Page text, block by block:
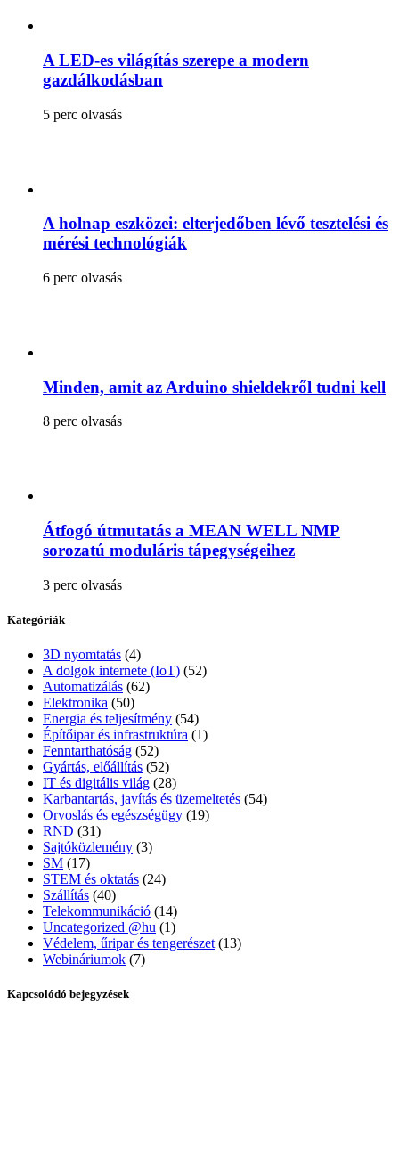
A LED-es világítás szerepe a modern
gazdálkodásban
5 perc olvasás
A holnap eszközei: elterjedőben lévő tesztelési és
mérési technológiák
6 perc olvasás
Minden, amit az Arduino shieldekről tudni kell
8 perc olvasás
Átfogó útmutatás a MEAN WELL NMP
sorozatú moduláris tápegységeihez
3 perc olvasás
Kategóriák
3D nyomtatás (4)
A dolgok internete (IoT) (52)
Automatizálás (62)
Elektronika (50)
Energia és teljesítmény (54)
Építőipar és infrastruktúra (1)
Fenntarthatóság (52)
Gyártás, előállítás (52)
IT és digitális világ (28)
Karbantartás, javítás és üzemeltetés (54)
Orvoslás és egészségügy (19)
RND (31)
Sajtóközlemény (3)
SM (17)
STEM és oktatás (24)
Szállítás (40)
Telekommunikáció (14)
Uncategorized @hu (1)
Védelem, űripar és tengerészet (13)
Webináriumok (7)
Kapcsolódó bejegyzések